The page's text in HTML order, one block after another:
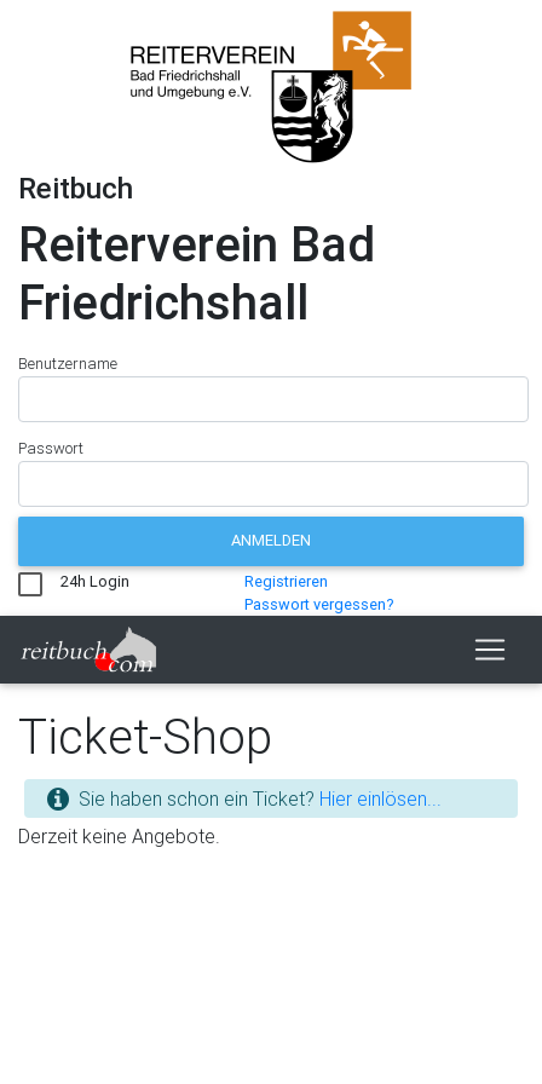
Reitbuch
Reiterverein Bad
Friedrichshall
Benutzername
Passwort
ANMELDEN
24h Login
Registrieren
Passwort vergessen?
Ticket-Shop
Sie haben schon ein Ticket? Hier einlösen...
Derzeit keine Angebote.